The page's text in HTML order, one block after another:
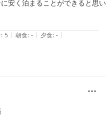
安く泊まることができると思い
選びは間違いなかったと思っ
: 5 | 朝食: - | 夕食: - |